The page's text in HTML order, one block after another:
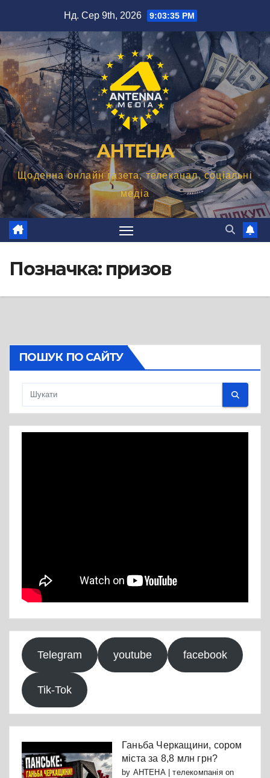
вмісту
Нд. Сер 9th, 2026 9:03:36 PM
АНТЕНА
Щоденна онлайн газета, телеканал, соціальні
медіа
Позначка: призов
ПОШУК ПО САЙТУ
Telegram youtube facebook
Tik-Tok
Ганьба Черкащини, сором
міста за 8,8 млн грн?
by АНТЕНА | телекомпаніяon